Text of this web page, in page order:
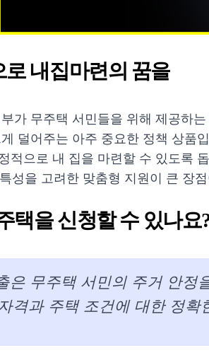
로 내집마련의 꿈을
가 무주택 서민들을 위해 제공하는
덜어주는 아주 중요한 정책 상품
적으로 내 집을 마련할 수 있도록
성을 고려한 맞춤형 지원이 큰 장
택을 신청할 수 있나요
은 무주택 서민의 주거 안정
격과 주택 조건에 대한 정확